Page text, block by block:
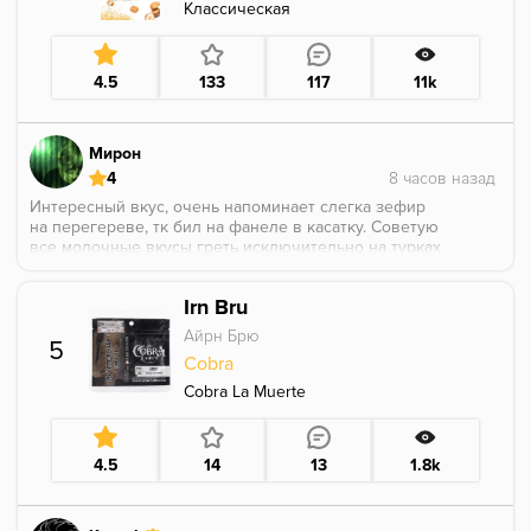
пока есть у поставщиковКлассическая
4.5 133 117 11k
Мирон
4
Интересный вкус, очень напоминает слегка зефир
на перегереве, тк бил на фанеле в касатку. Советую
все молочные вкусы греть исключительно на турках
5
Irn Bru
Айрн Брю
Cobra
Cobra La Muerte
4.5 14 13 1.8k